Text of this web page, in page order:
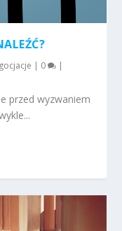
0
przed wyzwaniem